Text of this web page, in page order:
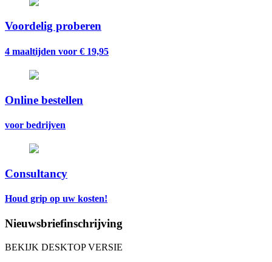
Voordelig proberen
4 maaltijden voor € 19,95
Online bestellen
voor bedrijven
Consultancy
Houd grip op uw kosten!
Nieuwsbriefinschrijving
BEKIJK DESKTOP VERSIE